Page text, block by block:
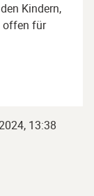
Kindern,
offen für
13:38